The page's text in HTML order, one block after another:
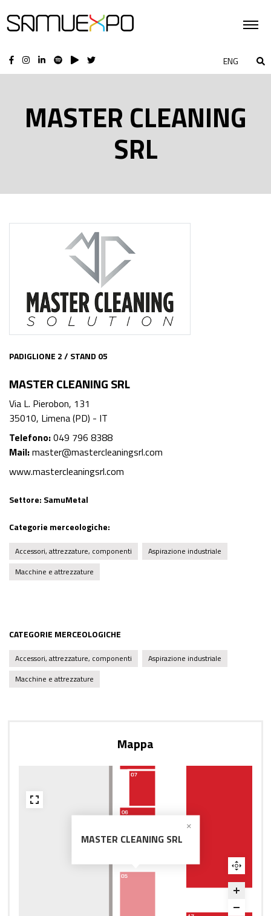
ENG
MASTER CLEANING
SRL
PADIGLIONE 2 / STAND 05
MASTER CLEANING SRL
Via L. Pierobon, 131
35010, Limena (PD) - IT
Telefono:049 796 8388
Mail:master@mastercleaningsrl.com
www.mastercleaningsrl.com
Settore: SamuMetal
Categorie merceologiche:
Accessori, attrezzature, componenti
Aspirazione industriale
Macchine e attrezzature
CATEGORIE MERCEOLOGICHE
Accessori, attrezzature, componenti
Aspirazione industriale
Macchine e attrezzature
Mappa
MASTER CLEANING SRL